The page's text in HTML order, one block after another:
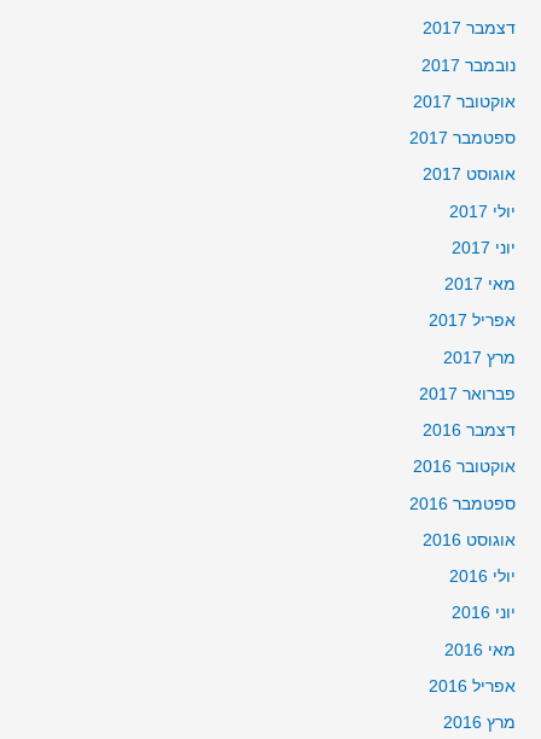
דצמבר 2017
נובמבר 2017
אוקטובר 2017
ספטמבר 2017
אוגוסט 2017
יולי 2017
יוני 2017
מאי 2017
אפריל 2017
מרץ 2017
פברואר 2017
דצמבר 2016
אוקטובר 2016
ספטמבר 2016
אוגוסט 2016
יולי 2016
יוני 2016
מאי 2016
אפריל 2016
מרץ 2016